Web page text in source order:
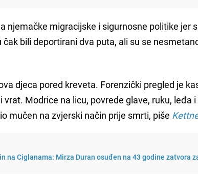
njemačke migracijske i sigurnosne politike jer
čak bili deportirani dva puta, ali su se
djeca pored kreveta. Forenzički pregled je
Modrice na licu, povrede glave, ruku, leđa
mučen na zvjerski način prije smrti, piše
na Ciglanama: Mirza Duran osuđen na 43 godine zatvora